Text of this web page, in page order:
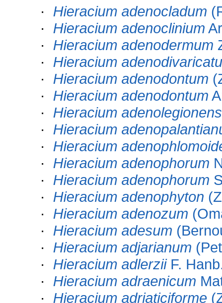
· Hieracium adenocladum
· Hieracium adenoclinium
· Hieracium adenodermum
· Hieracium
· Hieracium adenodontum
· Hieracium adenodontum
· Hieracium
· Hieracium
· Hieracium
· Hieracium adenophorum
· Hieracium adenophorum
· Hieracium adenophyton
· Hieracium adenozum
· Hieracium adesum
· Hieracium adjarianum
· Hieracium adlerziiF.
· Hieracium adraenicum
· Hieracium adriaticiforme